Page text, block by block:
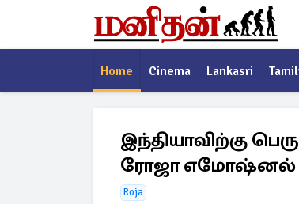
Home Cinema Lankasri
இந்தியாவிற்கு
ரோஜா எமோஷ்னல்
Roja